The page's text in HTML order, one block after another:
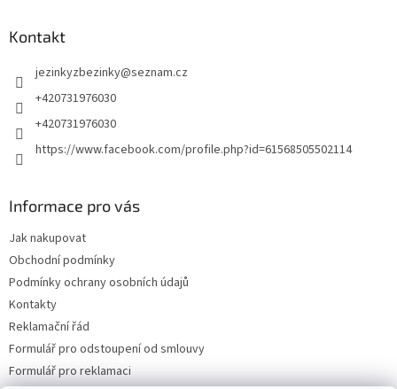
Kontakt
jezinkyzbezinky@seznam.cz
+420731976030
+420731976030
https://www.facebook.com/profile.php?id=61568505502114
Informace pro vás
Jak nakupovat
Obchodní podmínky
Podmínky ochrany osobních údajů
Kontakty
Reklamační řád
Formulář pro odstoupení od smlouvy
Formulář pro reklamaci